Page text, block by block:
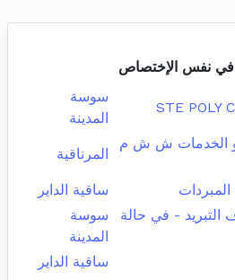
نفس الإختصاص
STE POLY
سوسة
المدينة
و الخدمات ش ش م
المرناقية
ساقية الداير
- في حالة
سوسة
المدينة
ساقية الداير